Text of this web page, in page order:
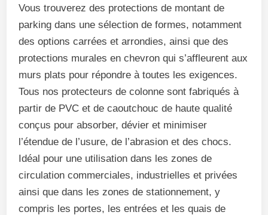
Vous trouverez des protections de montant de
parking dans une sélection de formes, notamment
des options carrées et arrondies, ainsi que des
protections murales en chevron qui s’affleurent aux
murs plats pour répondre à toutes les exigences.
Tous nos protecteurs de colonne sont fabriqués à
partir de PVC et de caoutchouc de haute qualité
conçus pour absorber, dévier et minimiser
l’étendue de l’usure, de l’abrasion et des chocs.
Idéal pour une utilisation dans les zones de
circulation commerciales, industrielles et privées
ainsi que dans les zones de stationnement, y
compris les portes, les entrées et les quais de